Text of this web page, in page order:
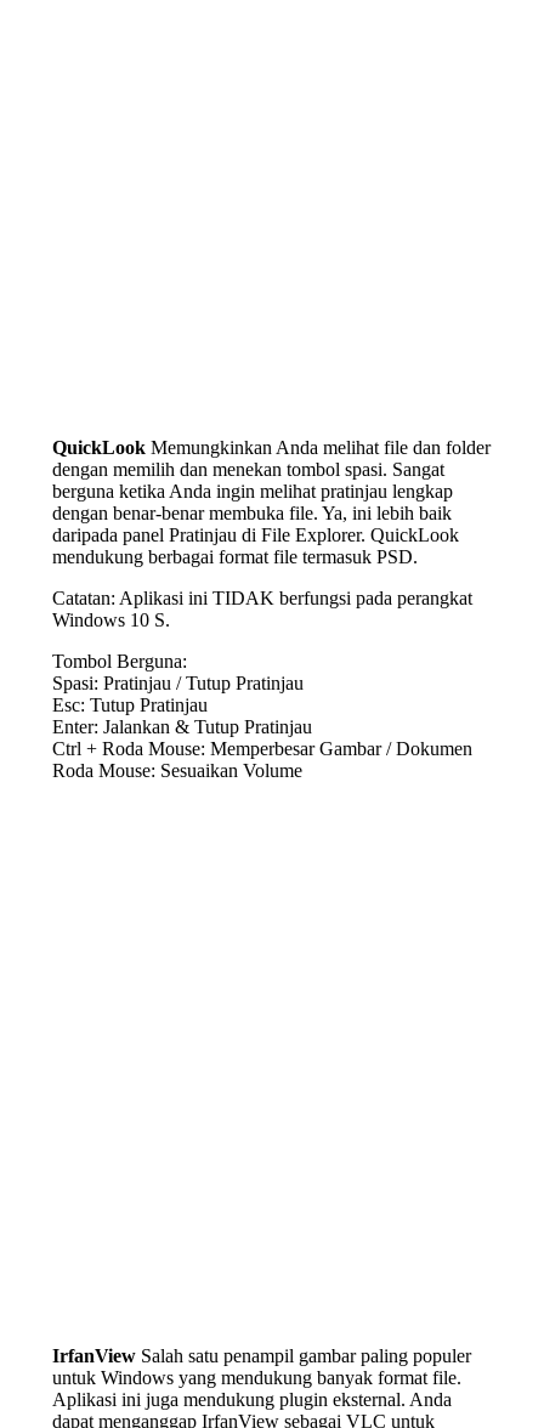
QuickLookMemungkinkan Anda melihat file dan folder
dengan memilih dan menekan tombol spasi. Sangat
berguna ketika Anda ingin melihat pratinjau lengkap
dengan benar-benar membuka file. Ya, ini lebih baik
daripada panel Pratinjau di File Explorer. QuickLook
mendukung berbagai format file termasuk PSD.
Catatan: Aplikasi ini TIDAK berfungsi pada perangkat
Windows 10 S.
Tombol Berguna:
Spasi: Pratinjau / Tutup Pratinjau
Esc: Tutup Pratinjau
Enter: Jalankan & Tutup Pratinjau
Ctrl + Roda Mouse: Memperbesar Gambar / Dokumen
Roda Mouse: Sesuaikan Volume
IrfanViewSalah satu penampil gambar paling populer
untuk Windows yang mendukung banyak format file.
Aplikasi ini juga mendukung plugin eksternal. Anda
dapat menganggap IrfanView sebagai VLC untuk